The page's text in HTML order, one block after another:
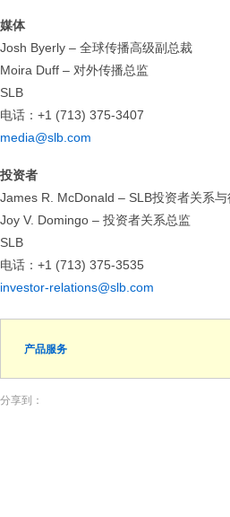
媒体
Josh Byerly – 全球传播高级副总裁
Moira Duff – 对外传播总监
SLB
电话：+1 (713) 375-3407
media@slb.com
投资者
James R. McDonald – SLB投资者关系
Joy V. Domingo – 投资者关系总监
SLB
电话：+1 (713) 375-3535
investor-relations@slb.com
产品服务
分享到：